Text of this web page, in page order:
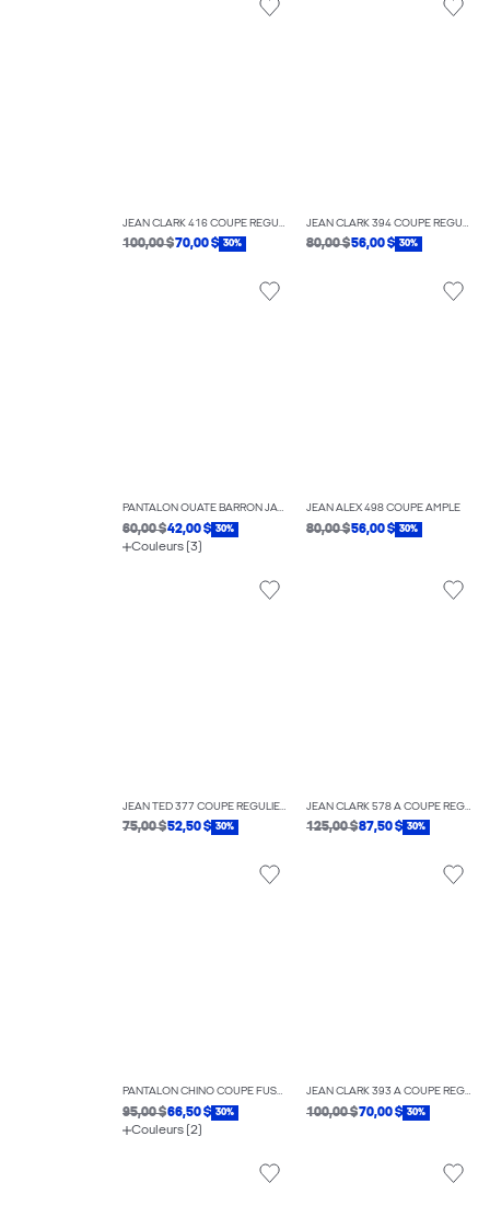
JEAN CLARK 416 COUPE RÉGULIÈRE
100,00 $70,00 $ 30%
JEAN CLARK 394 COUPE RÉGULIÈRE
80,00 $56,00 $ 30%
PANTALON OUATÉ BARRON JAMBE LARGE
60,00 $42,00 $ 30%
Couleurs (3)
JEAN ALEX 498 COUPE AMPLE
80,00 $56,00 $ 30%
JEAN TED 377 COUPE RÉGULIÈRE
75,00 $52,50 $ 30%
JEAN CLARK 578 À COUPE RÉGULIÈRE
125,00 $87,50 $ 30%
PANTALON CHINO COUPE FUSELÉE
95,00 $66,50 $ 30%
Couleurs (2)
JEAN CLARK 393 À COUPE RÉGULIÈRE
100,00 $70,00 $ 30%